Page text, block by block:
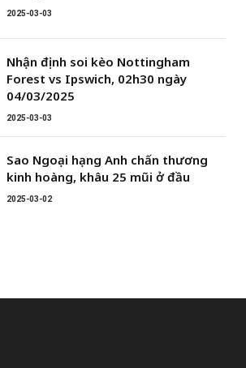
2025-03-03
Nhận định soi kèo Nottingham
Forest vs Ipswich, 02h30 ngày
04/03/2025
2025-03-03
Sao Ngoại hạng Anh chấn thương
kinh hoàng, khâu 25 mũi ở đầu
2025-03-02